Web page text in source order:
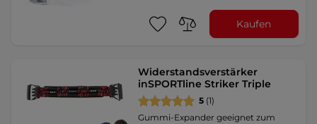
Kaufen
Widerstandsverstärker
inSPORTline Striker Triple
5 (1)
Gummi-Expander geeignet zum